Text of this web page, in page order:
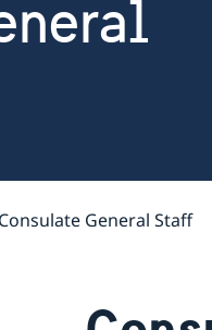
Consulate General Staff